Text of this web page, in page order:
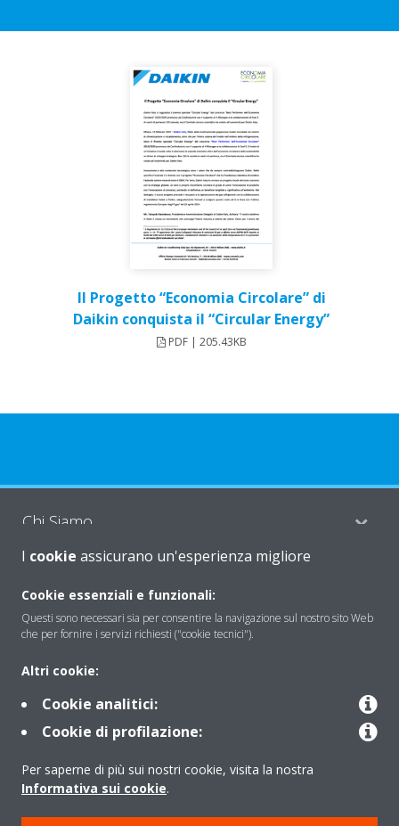
Il Progetto “Economia Circolare” di
Daikin conquista il “Circular Energy”
PDF | 205.43KB
Chi Siamo
Soluzioni
Periodo di supporto definito
Gruppo Daikin Europe
I cookie assicurano un'esperienza migliore
Cookie essenziali e funzionali:
Questi sono necessari sia per consentire la navigazione sul nostro sito Web
che per fornire i servizi richiesti ("cookie tecnici").
Altri cookie:
Cookie analitici:
Cookie di profilazione:
Per saperne di più sui nostri cookie, visita la nostra
Informativa sui cookie.